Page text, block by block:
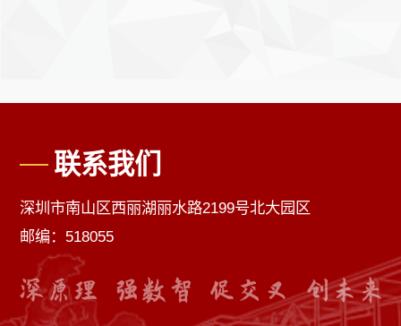
联系我们
深圳市南山区西丽湖丽水路2199号北大园区
邮编：518055